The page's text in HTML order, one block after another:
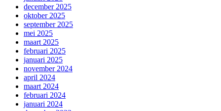
december 2025
oktober 2025
september 2025
mei 2025
maart 2025
februari 2025
januari 2025
november 2024
april 2024
maart 2024
februari 2024
januari 2024